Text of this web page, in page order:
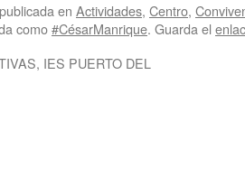
en Actividades, Centro,
como#CésarManrique. Guarda el
IES PUERTO DEL